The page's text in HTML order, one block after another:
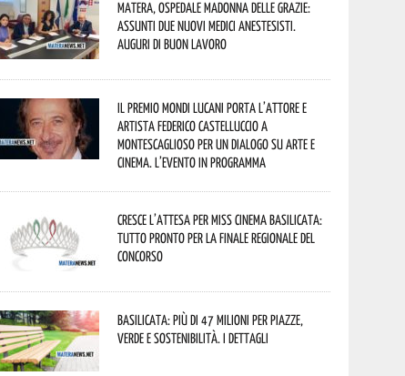
Matera, Ospedale Madonna delle Grazie:
assunti due nuovi medici anestesisti.
Auguri di buon lavoro
Il Premio Mondi Lucani porta l’attore e
artista Federico Castelluccio a
Montescaglioso per un dialogo su arte e
cinema. L’evento in programma
Cresce l’attesa per Miss Cinema Basilicata:
tutto pronto per la finale regionale del
concorso
Basilicata: più di 47 milioni per piazze,
verde e sostenibilità. I dettagli